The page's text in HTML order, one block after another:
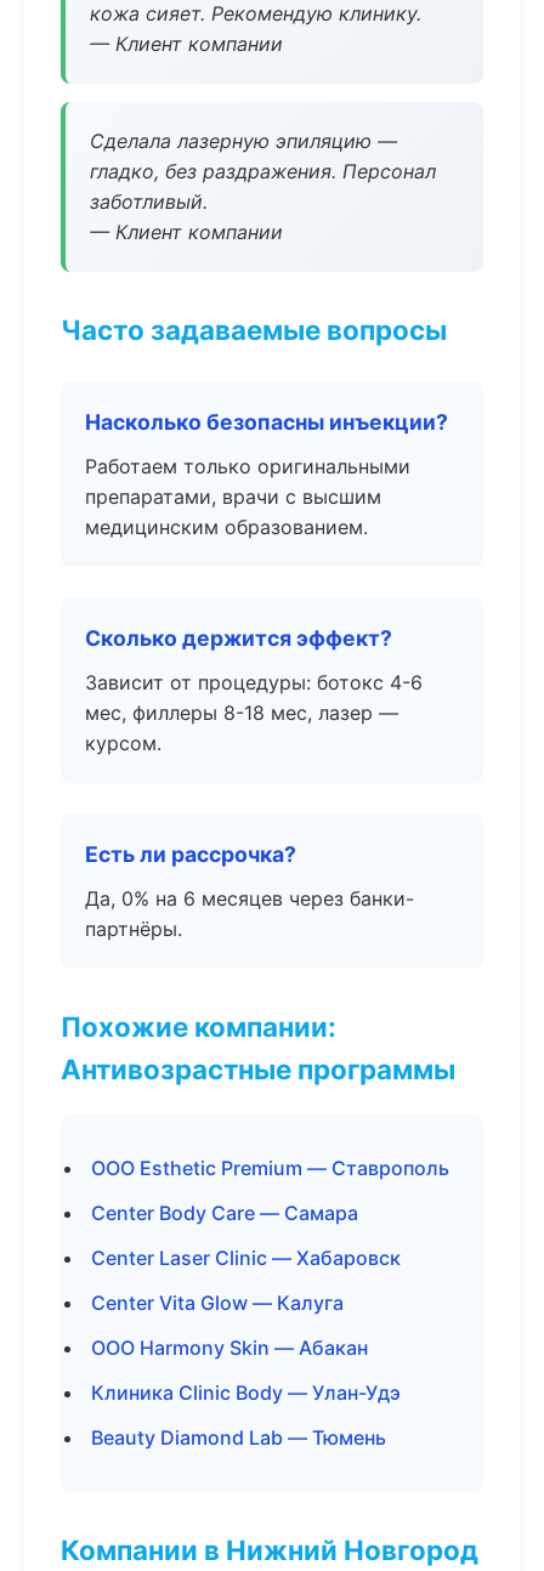
кожа сияет. Рекомендую клинику.
— Клиент компании
Сделала лазерную эпиляцию —
гладко, без раздражения. Персонал
заботливый.
— Клиент компании
Часто задаваемые вопросы
Насколько безопасны инъекции?
Работаем только оригинальными
препаратами, врачи с высшим
медицинским образованием.
Сколько держится эффект?
Зависит от процедуры: ботокс 4-6
мес, филлеры 8-18 мес, лазер —
курсом.
Есть ли рассрочка?
Да, 0% на 6 месяцев через банки-
партнёры.
Похожие компании:
Антивозрастные программы
ООО Esthetic Premium — Ставрополь
Center Body Care — Самара
Center Laser Clinic — Хабаровск
Center Vita Glow — Калуга
ООО Harmony Skin — Абакан
Клиника Clinic Body — Улан-Удэ
Beauty Diamond Lab — Тюмень
Компании в Нижний Новгород